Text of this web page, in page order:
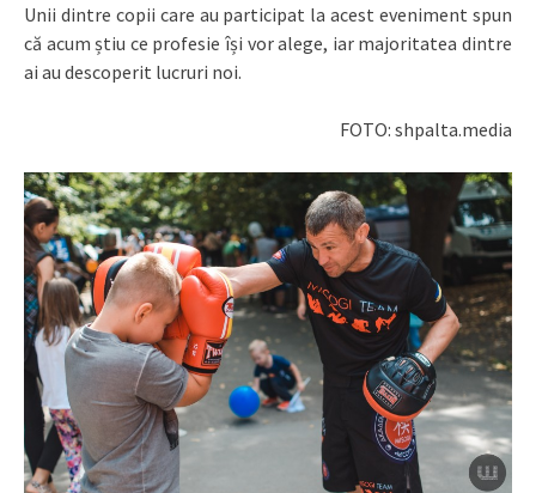
Unii dintre copii care au participat la acest eveniment spun
că acum știu ce profesie își vor alege, iar majoritatea dintre
ai au descoperit lucruri noi.
FOTO: shpalta.media